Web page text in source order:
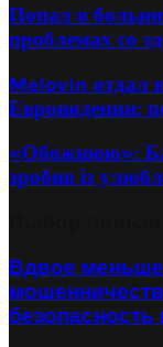
Попал в
проблемах со
Melovin отдал
Евровидении:
«Обожнюю»:
зробив із
Вдвое
безопасность